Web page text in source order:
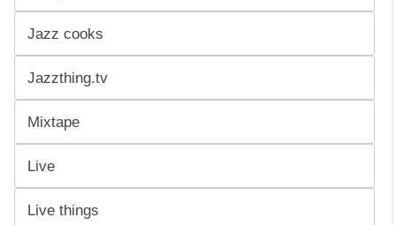
Jazz cooks
Jazzthing.tv
Mixtape
Live
Live things